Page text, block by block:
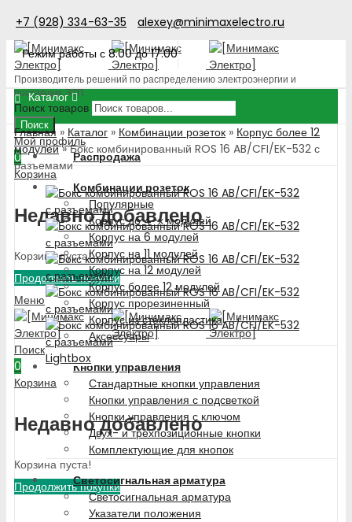
+7 (928) 334-63-35
alexey@minimaxelectro.ru
Режим работы с 8.00 до 17.00
Производитель решений по распределению электроэнергии и
поставщик ЭТП
Поиск товаров
Поиск
Мой профиль
0
Корзина
Недавно добавлено
Корзина пуста!
Продолжить покупки
Меню
Поиск
0
Корзина
Недавно добавлено
Корзина пуста!
Продолжить покупки
Каталог
Распродажа
Комбинации розеток
Популярные
Корпус до 4-х модулей
Корпус на 6 модулей
Корпус на 11 модулей
Корпус на 12 модулей
Корпус более 12 модулей
Корпус прорезиненный
Корпус из стеклопластика
Аксессуары
Кнопки управления
Стандартные кнопки управления
Кнопки управления с подсветкой
Кнопки управления с ключом
Двух- и трехпозиционные кнопки
Комплектующие для кнопок
Светосигнальная арматура
Светосигнальная арматура
Указатели положения
Главная » Каталог » Комбинации розеток » Корпус более 12
модулей»Бокс комбинированный ROS 16 AB/CFI/EK-532 с
разъемами
Lightbox